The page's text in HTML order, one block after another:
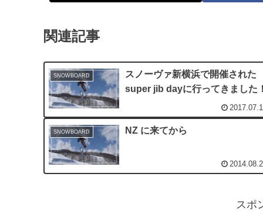
関連記事
SNOWBOARD
スノーヴァ新横浜で開催された
super jib dayに行ってきました
SNOWBOARD NZ に来てから
スポ